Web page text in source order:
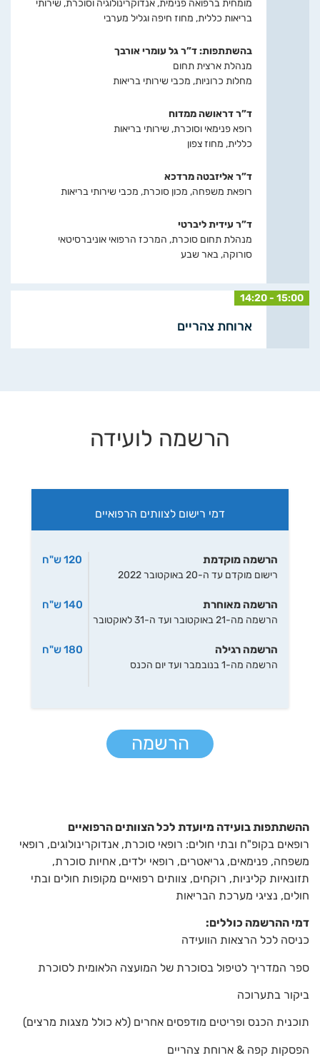
מומחית ברפואה פנימית, אנדוקרינולוגיה וסוכרת, שירותי
בריאות כללית, מחוז חיפה וגליל מערבי
בהשתתפות: ד”ר גל עומרי אורבך
מנהלת ארצית תחום
מחלות כרוניות, מכבי שירותי בריאות
ד”ר דראושה ממדוח
רופא פנימאי וסוכרת, שירותי בריאות
כללית, מחוז צפון
ד”ר אליזבטה מרדכא
רופאת משפחה, מכון סוכרת, מכבי שירותי בריאות
ד”ר עידית ליברטי
מנהלת תחום סוכרת, המרכז הרפואי אוניברסיטאי
סורוקה, באר שבע
14:20 - 15:00
ארוחת צהריים
הרשמה לועידה
דמי רישום לצוותים הרפואיים
הרשמה מוקדמת
רישום מוקדם עד ה-20 באוקטובר 2022
120 ש"ח
הרשמה מאוחרת
הרשמה מה-21 באוקטובר ועד ה-31 לאוקטובר
140 ש"ח
הרשמה רגילה
הרשמה מה-1 בנובמבר ועד יום הכנס
180 ש"ח
הרשמה
ההשתתפות בועידה מיועדת לכל הצוותים הרפואיים
רופאים בקופ"ח ובתי חולים: רופאי סוכרת, אנדוקרינולוגים, רופאי
משפחה, פנימאים, גריאטרים, רופאי ילדים, אחיות סוכרת,
תזונאיות קליניות, רוקחים, צוותים רפואיים מקופות חולים ובתי
חולים, נציגי מערכת הבריאות
דמי ההרשמה כוללים:
כניסה לכל הרצאות הוועידה
ספר המדריך לטיפול בסוכרת של המועצה הלאומית לסוכרת
ביקור בתערוכה
תוכנית הכנס ופריטים מודפסים אחרים (לא כולל מצגות מרצים)
הפסקות קפה & ארוחת צהריים